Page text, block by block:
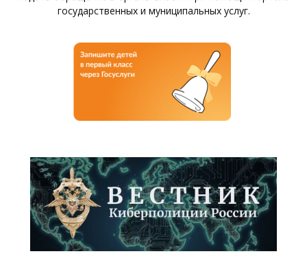
государственных и муниципальных услуг.